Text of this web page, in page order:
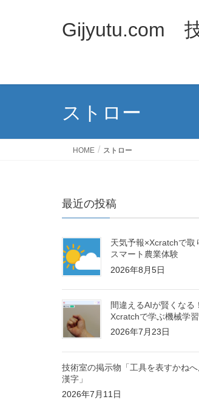
Gijyutu.com
ストロー
HOME ストロー
最近の投稿
天気予報×Xcratchで取
スマート農業体験
2026年8月5日
間違えるAIが賢くなる！
Xcratchで学ぶ機械学習
2026年7月23日
技術室の掲示物「工具を表すかね
漢字」
2026年7月11日